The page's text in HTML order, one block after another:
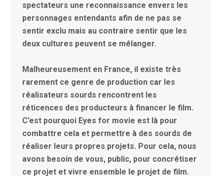
spectateurs une reconnaissance envers les
personnages entendants afin de ne pas se
sentir exclu mais au contraire sentir que les
deux cultures peuvent se mélanger.
Malheureusement en France, il existe très
rarement ce genre de production car les
réalisateurs sourds rencontrent les
réticences des producteurs à financer le film.
C’est pourquoi Eyes for movie est là pour
combattre cela et permettre à des sourds de
réaliser leurs propres projets. Pour cela, nous
avons besoin de vous, public, pour concrétiser
ce projet et vivre ensemble le projet de film.